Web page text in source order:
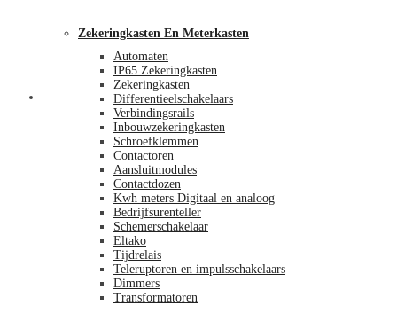
Zekeringkasten En Meterkasten
Automaten
IP65 Zekeringkasten
Zekeringkasten
Differentieelschakelaars
Verbindingsrails
Inbouwzekeringkasten
Schroefklemmen
Contactoren
Aansluitmodules
Contactdozen
Kwh meters Digitaal en analoog
Bedrijfsurenteller
Schemerschakelaar
Eltako
Tijdrelais
Teleruptoren en impulsschakelaars
Dimmers
Transformatoren